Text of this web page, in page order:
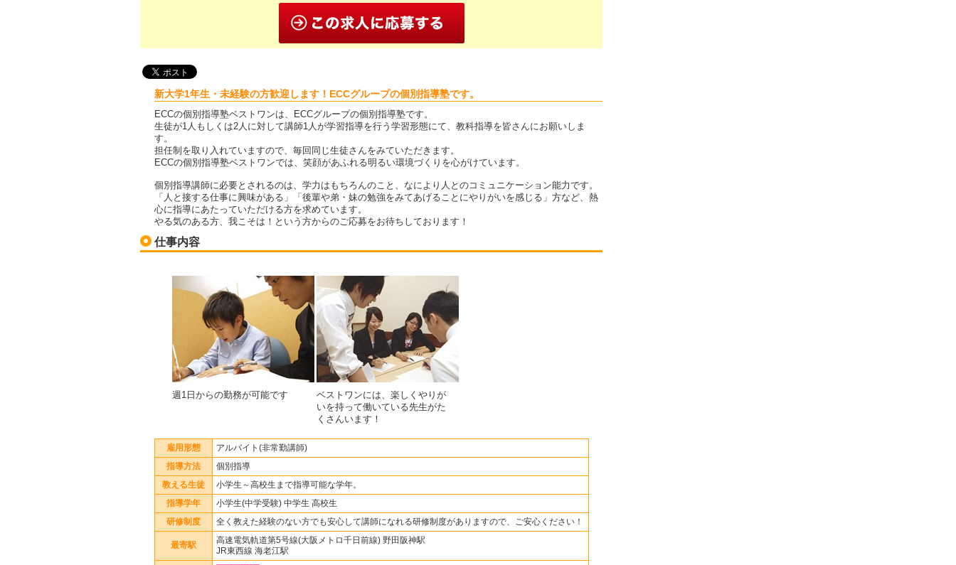
新大学1年生・未経験の方歓迎します！ECCグループの個別指導塾です。
ECCの個別指導塾ベストワンは、ECCグループの個別指導塾です。
生徒が1人もしくは2人に対して講師1人が学習指導を行う学習形態にて、教科指導を皆さんにお願いしま
す。
担任制を取り入れていますので、毎回同じ生徒さんをみていただきます。
ECCの個別指導塾ベストワンでは、笑顔があふれる明るい環境づくりを心がけています。
個別指導講師に必要とされるのは、学力はもちろんのこと、なにより人とのコミュニケーション能力です。
「人と接する仕事に興味がある」「後輩や弟・妹の勉強をみてあげることにやりがいを感じる」方など、熱
心に指導にあたっていただける方を求めています。
やる気のある方、我こそは！という方からのご応募をお待ちしております！
仕事内容
週1日からの勤務が可能です
ベストワンには、楽しくやりが
いを持って働いている先生がた
くさんいます！
雇用形態 アルバイト(非常勤講師)
指導方法 個別指導
教える生徒 小学生～高校生まで指導可能な学年。
指導学年 小学生(中学受験) 中学生 高校生
研修制度 全く教えた経験のない方でも安心して講師になれる研修制度がありますので、ご安心ください！
最寄駅
高速電気軌道第5号線(大阪メトロ千日前線) 野田阪神駅
JR東西線 海老江駅